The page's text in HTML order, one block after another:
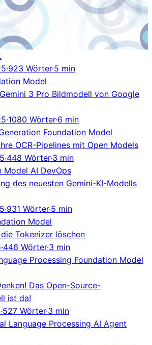
·923 Wörter·5 min
Model
3 Pro Bildmodell von Google
·1080 Wörter·6 min
Foundation Model
OCR-Pipelines mit Open Models
·448 Wörter·3 min
Model AI DevOps
des neuesten Gemini-KI-Modells
·931 Wörter·5 min
Model
Tokenizer löschen
·446 Wörter·3 min
Processing Foundation Model
Das Open-Source-
ist da!
·527 Wörter·3 min
Language Processing AI Agent